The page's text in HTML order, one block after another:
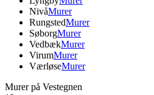
NivåMurer
RungstedMurer
SøborgMurer
VedbækMurer
VirumMurer
VærløseMurer
Murer på Vestegnen